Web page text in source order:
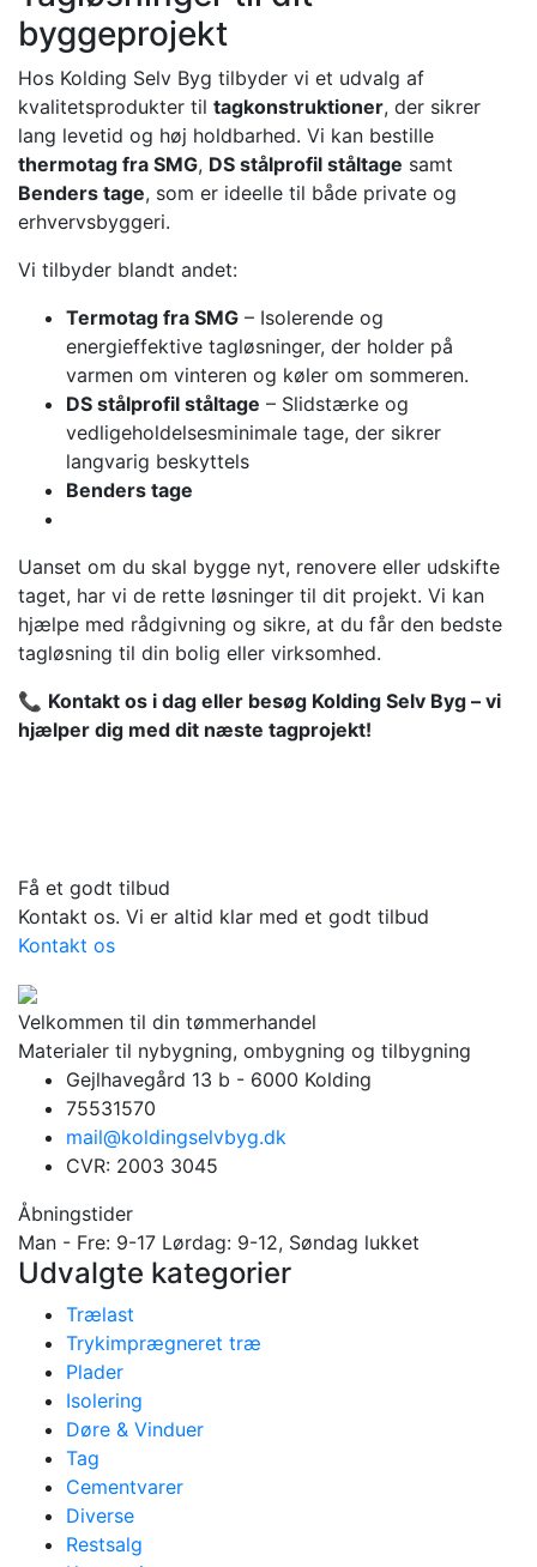
byggeprojekt
Hos Kolding Selv Byg tilbyder vi et udvalg af
kvalitetsprodukter til tagkonstruktioner, der sikrer
lang levetid og høj holdbarhed. Vi kan bestille
thermotag fra SMG, DS stålprofil ståltage samt
Benders tage, som er ideelle til både private og
erhvervsbyggeri.
Vi tilbyder blandt andet:
Termotag fra SMG – Isolerende og
energieffektive tagløsninger, der holder på
varmen om vinteren og køler om sommeren.
DS stålprofil ståltage – Slidstærke og
vedligeholdelsesminimale tage, der sikrer
langvarig beskyttels
Benders tage
Uanset om du skal bygge nyt, renovere eller udskifte
taget, har vi de rette løsninger til dit projekt. Vi kan
hjælpe med rådgivning og sikre, at du får den bedste
tagløsning til din bolig eller virksomhed.
📞 Kontakt os i dag eller besøg Kolding Selv Byg – vi
hjælper dig med dit næste tagprojekt!
Få et godt tilbud
Kontakt os. Vi er altid klar med et godt tilbud
Kontakt os
Velkommen til din tømmerhandel
Materialer til nybygning, ombygning og tilbygning
Gejlhavegård 13 b - 6000 Kolding
75531570
mail@koldingselvbyg.dk
CVR: 2003 3045
Åbningstider
Man - Fre: 9-17 Lørdag: 9-12, Søndag lukket
Udvalgte kategorier
Trælast
Trykimprægneret træ
Plader
Isolering
Døre & Vinduer
Tag
Cementvarer
Diverse
Restsalg